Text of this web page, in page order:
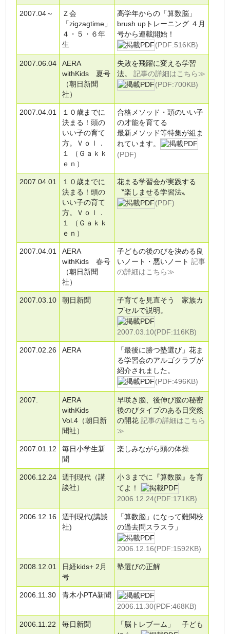
2007.04～
Ｚ会
「zigzagtime」
４・５・６年
生
高学年からの「算数脳」
brush upトレーニング ４月
号から連載開始！
(PDF:516KB)
2007.06.04
AERA
withKids 夏号
（朝日新聞
社）
失敗を飛躍に変える学習
法。記事の詳細はこちら≫
(PDF:700KB)
2007.04.01
１０歳までに
決まる！頭の
いい子の育て
方。Ｖｏｌ．
１ （Ｇａｋｋ
ｅｎ）
合格メソッド・頭のいい子
の才能を育てる
最新メソッド等特集が組ま
れています。
(PDF)
2007.04.01
１０歳までに
決まる！頭の
いい子の育て
方。Ｖｏｌ．
１ （Ｇａｋｋ
ｅｎ）
花まる学習会が実践する
〝楽しませる学習法〟
(PDF)
2007.04.01
AERA
withKids 春号
（朝日新聞
社）
子どもの後のびを決める良
いノート・悪いノート記事
の詳細はこちら≫
2007.03.10 朝日新聞
子育てを見直そう 家族カ
プセルで説明。
2007.03.10(PDF:116KB)
2007.02.26 AERA
「最後に勝つ塾選び」花ま
る学習会のアルゴクラブが
紹介されました。
(PDF:496KB)
2007.
AERA
withKids
Vol.4（朝日新
聞社）
早咲き脳、後伸び脳の秘密
後のびタイプのある日突然
の開花記事の詳細はこちら
≫
2007.01.12
毎日小学生新
聞
楽しみながら頭の体操
2006.12.24
週刊現代（講
談社）
小３までに『算数脳』を育
てよ！
2006.12.24(PDF:171KB)
2006.12.16
週刊現代(講談
社)
「算数脳」になって難関校
の過去問スラスラ」
2006.12.16(PDF:1592KB)
2008.12.01
日経kids+ 2月
号
塾選びの正解
2006.11.30
青木小PTA新聞
2006.11.30(PDF:468KB)
2006.11.22 毎日新聞
「脳トレブーム」 子ども